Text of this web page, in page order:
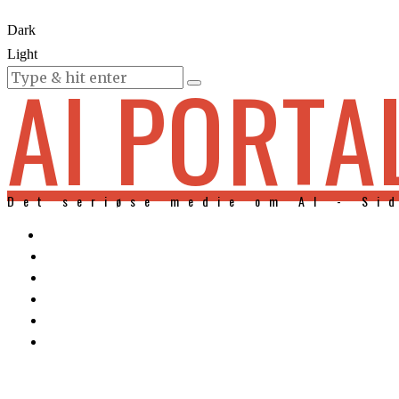
Dark
Light
KURSER
AI
Det seriøse medie om AI -